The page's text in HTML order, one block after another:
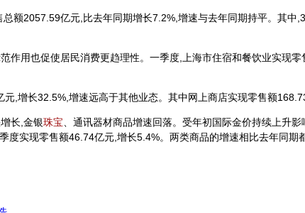
2057.59亿元,比去年同期增长7.2%,增速与去年同期持平。其中
用也促使居民消费更趋理性。一季度,上海市住宿和餐饮业实现
长32.5%,增速远高于其他业态。其中网上商店实现零售额
长,金银珠宝 、通讯器材商品增速回落。受年初国际金价持续上升
实现零售额46.74亿元,增长5.4%。两类商品的增速相比去年同期